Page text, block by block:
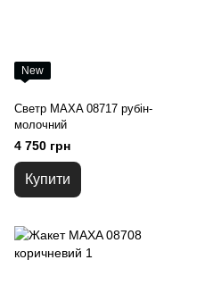
New
Светр MAXA 08717 рубін-
молочний
4 750 грн
Купити